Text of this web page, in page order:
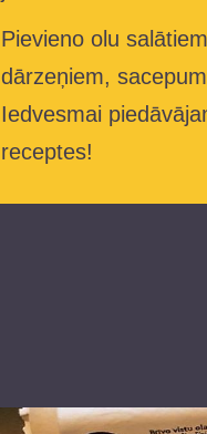
Pievieno olu
dārzeņiem,
Iedvesmai
receptes!